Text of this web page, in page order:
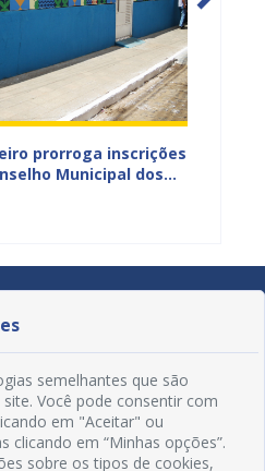
prorroga inscrições
Municipal dos
semelhantes que são
Você pode consentir com
em "Aceitar" ou
clicando em “Minhas opções”.
sobre os tipos de cookies,